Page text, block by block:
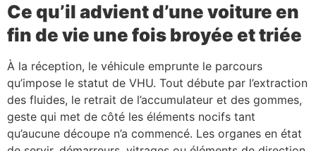
Ce qu’il advient d’une voiture en
fin de vie une fois broyée et triée
À la réception, le véhicule emprunte le parcours
qu’impose le statut de VHU. Tout débute par l’extraction
des fluides, le retrait de l’accumulateur et des gommes,
geste qui met de côté les éléments nocifs tant
qu’aucune découpe n’a commencé. Les organes en état